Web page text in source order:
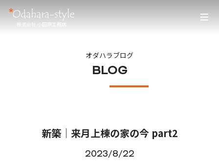
株式会社 小田原工務店
オダハラブログ
BLOG
新築｜来月上棟の家の今 part2
2023/8/22